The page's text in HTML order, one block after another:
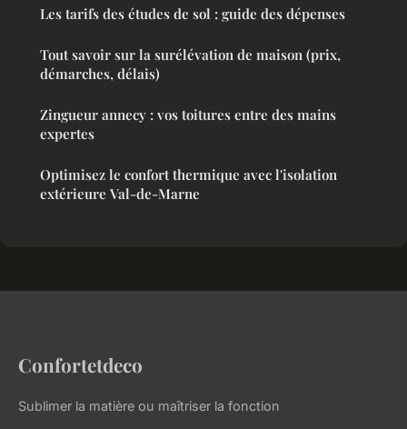
Les tarifs des études de sol : guide des dépenses
Tout savoir sur la surélévation de maison (prix,
démarches, délais)
Zingueur annecy : vos toitures entre des mains
expertes
Optimisez le confort thermique avec l'isolation
extérieure Val-de-Marne
Confortetdeco
Sublimer la matière ou maîtriser la fonction